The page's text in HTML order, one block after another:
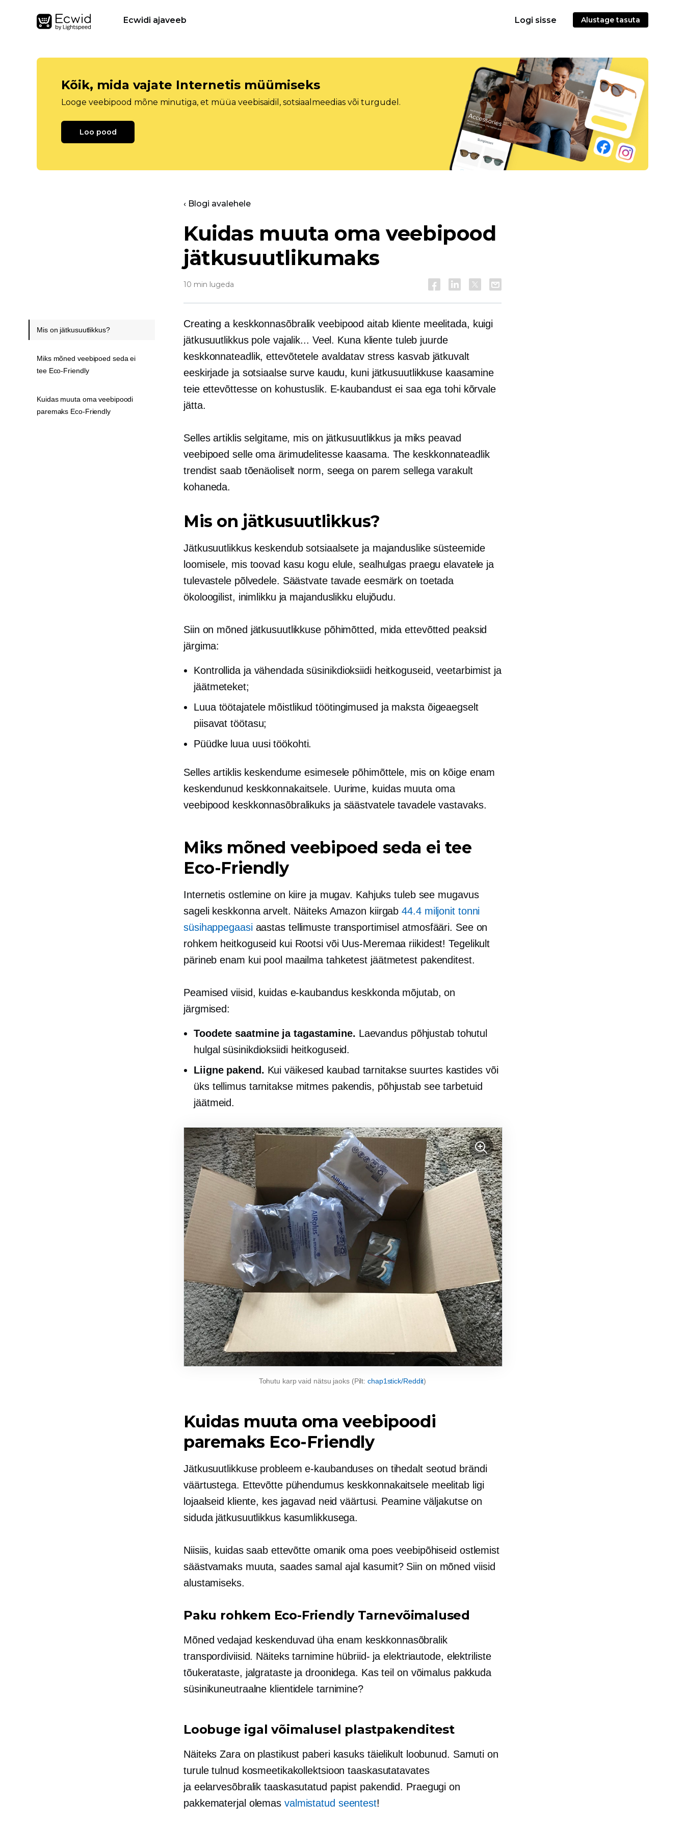
Ecwidi ajaveeb Logi sisse Alustage tasuta
Kõik, mida vajate Internetis müümiseks
Looge veebipood mõne minutiga, et müüa veebisaidil, sotsiaalmeedias või turgudel.
Loo pood
‹ Blogi avalehele
Kuidas muuta oma veebipood
jätkusuutlikumaks
10 min lugeda
Creating a keskkonnasõbralik veebipood aitab kliente meelitada, kuigi
jätkusuutlikkus pole vajalik... Veel. Kuna kliente tuleb juurde
keskkonnateadlik, ettevõtetele avaldatav stress kasvab jätkuvalt
eeskirjade ja sotsiaalse surve kaudu, kuni jätkusuutlikkuse kaasamine
teie ettevõttesse on kohustuslik. E-kaubandust ei saa ega tohi kõrvale
jätta.
Selles artiklis selgitame, mis on jätkusuutlikkus ja miks peavad
veebipoed selle oma ärimudelitesse kaasama. The keskkonnateadlik
trendist saab tõenäoliselt norm, seega on parem sellega varakult
kohaneda.
Mis on jätkusuutlikkus?
Jätkusuutlikkus keskendub sotsiaalsete ja majanduslike süsteemide
loomisele, mis toovad kasu kogu elule, sealhulgas praegu elavatele ja
tulevastele põlvedele. Säästvate tavade eesmärk on toetada
ökoloogilist, inimlikku ja majanduslikku elujõudu.
Siin on mõned jätkusuutlikkuse põhimõtted, mida ettevõtted peaksid
järgima:
Kontrollida ja vähendada süsinikdioksiidi heitkoguseid, veetarbimist ja
jäätmeteket;
Luua töötajatele mõistlikud töötingimused ja maksta õigeaegselt
piisavat töötasu;
Püüdke luua uusi töökohti.
Selles artiklis keskendume esimesele põhimõttele, mis on kõige enam
keskendunud keskkonnakaitsele. Uurime, kuidas muuta oma
veebipood keskkonnasõbralikuks ja säästvatele tavadele vastavaks.
Miks mõned veebipoed seda ei tee
Eco-Friendly
Internetis ostlemine on kiire ja mugav. Kahjuks tuleb see mugavus
sageli keskkonna arvelt. Näiteks Amazon kiirgab44.4 miljonit tonni
süsihappegaasiaastas tellimuste transportimisel atmosfääri. See on
rohkem heitkoguseid kui Rootsi või Uus-Meremaa riikidest! Tegelikult
pärineb enam kui pool maailma tahketest jäätmetest pakenditest.
Peamised viisid, kuidas e-kaubandus keskkonda mõjutab, on
järgmised:
Toodete saatmine ja tagastamine. Laevandus põhjustab tohutul
hulgal süsinikdioksiidi heitkoguseid.
Liigne pakend. Kui väikesed kaubad tarnitakse suurtes kastides või
üks tellimus tarnitakse mitmes pakendis, põhjustab see tarbetuid
jäätmeid.
Tohutu karp vaid nätsu jaoks (Pilt:chap1stick/Reddit)
Kuidas muuta oma veebipoodi
paremaks Eco-Friendly
Jätkusuutlikkuse probleem e-kaubanduses on tihedalt seotud brändi
väärtustega. Ettevõtte pühendumus keskkonnakaitsele meelitab ligi
lojaalseid kliente, kes jagavad neid väärtusi. Peamine väljakutse on
siduda jätkusuutlikkus kasumlikkusega.
Niisiis, kuidas saab ettevõtte omanik oma poes veebipõhiseid ostlemist
säästvamaks muuta, saades samal ajal kasumit? Siin on mõned viisid
alustamiseks.
Paku rohkem Eco-FriendlyTarnevõimalused
Mõned vedajad keskenduvad üha enam keskkonnasõbralik
transpordiviisid. Näiteks tarnimine hübriid- ja elektriautode, elektriliste
tõukerataste, jalgrataste ja droonidega. Kas teil on võimalus pakkuda
süsinikuneutraalne klientidele tarnimine?
Loobuge igal võimalusel plastpakenditest
Näiteks Zara on plastikust paberi kasuks täielikult loobunud. Samuti on
turule tulnud kosmeetikakollektsioon taaskasutatavates
ja eelarvesõbralik taaskasutatud papist pakendid. Praegugi on
pakkematerjal olemas valmistatud seentest!
Mis on jätkusuutlikkus?
Miks mõned veebipoed seda ei
tee Eco-Friendly
Kuidas muuta oma veebipoodi
paremaks Eco-Friendly